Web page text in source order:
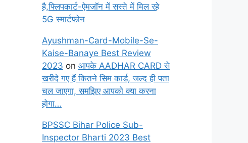
है,फ्लिपकार्ट-ऐमजॉन में सस्ते में मिल रहे
5G स्मार्टफोन
Ayushman-Card-Mobile-Se-
Kaise-Banaye Best Review
2023 on आपके AADHAR CARD से
खरीदे गए हैं कितने सिम कार्ड, जल्द ही पता
चल जाएगा, समझिए आपको क्या करना
होगा…
BPSSC Bihar Police Sub-
Inspector Bharti 2023 Best